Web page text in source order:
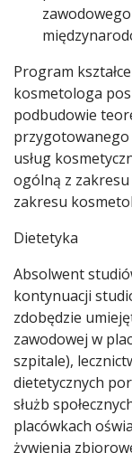
Program
kosmetologa
podbudowie
przygotowanego
usług
ogólną z
zakresu
Dietetyka
Absolwent
kontynuacji
zdobędzie
zawodowej w
szpitale),
dietetycznych
służb
placówkach
żywienia